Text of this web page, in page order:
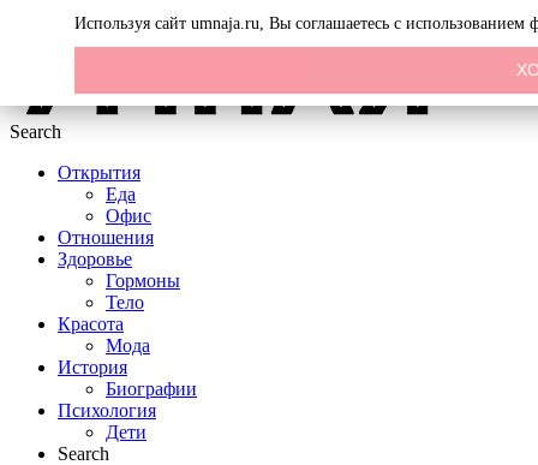
Search
Открытия
Еда
Офис
Отношения
Здоровье
Гормоны
Тело
Красота
Мода
История
Биографии
Психология
Дети
Search
Используя сайт umnaja.ru, Вы соглашаетесь с использованием